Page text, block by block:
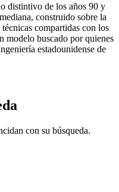
distintivo de los años 90 y
construido sobre la
compartidas con los
modelo buscado por quienes
estadounidense de
con su búsqueda.